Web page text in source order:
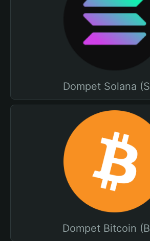
Dompet Solana
Dompet Bitcoin